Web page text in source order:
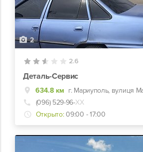
2
2.6
Деталь-Сервис
634.8 км г. Мариуполь, вулиця
(096) 529-96-ХХ
Открыто: 09:00 - 17:00